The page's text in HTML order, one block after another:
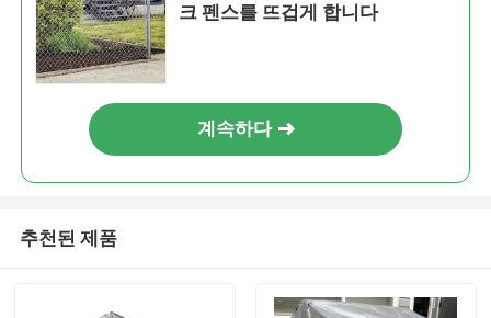
크 펜스를 뜨겁게 합니다
계속하다
추천된 제품